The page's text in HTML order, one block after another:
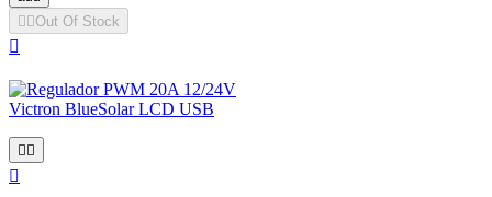
Out Of Stock


